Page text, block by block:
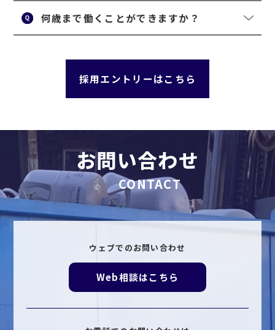
何歳まで働くことができますか？
採用エントリーはこちら
お問い合わせ
CONTACT
ウェブでのお問い合わせ
Web相談はこちら